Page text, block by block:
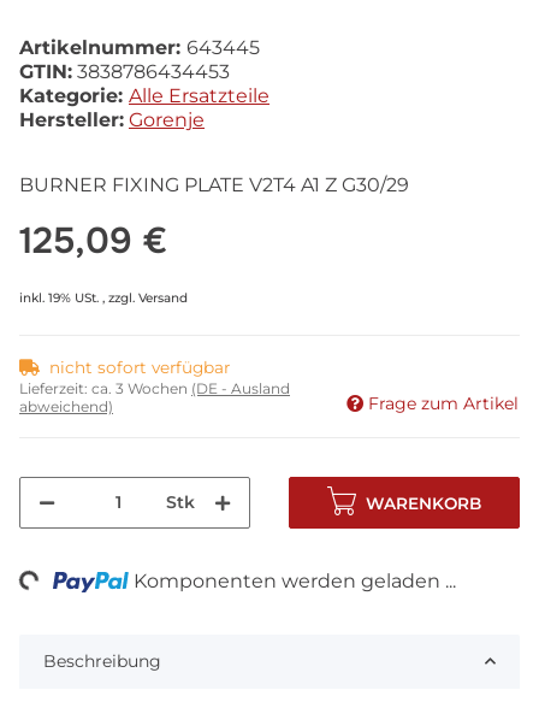
Artikelnummer: 643445
GTIN: 3838786434453
Kategorie: Alle Ersatzteile
Hersteller: Gorenje
BURNER FIXING PLATE V2T4 A1 Z G30/29
125,09 €
inkl. 19% USt. , zzgl. Versand
nicht sofort verfügbar
Lieferzeit: ca. 3 Wochen (DE - Ausland
abweichend)
Frage zum Artikel
Stk WARENKORB
Komponenten werden geladen ...
Beschreibung